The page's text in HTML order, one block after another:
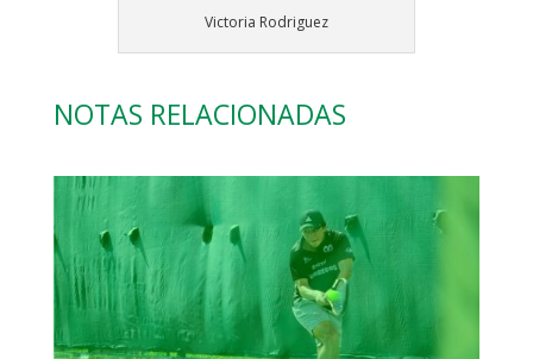
Victoria Rodriguez
NOTAS RELACIONADAS